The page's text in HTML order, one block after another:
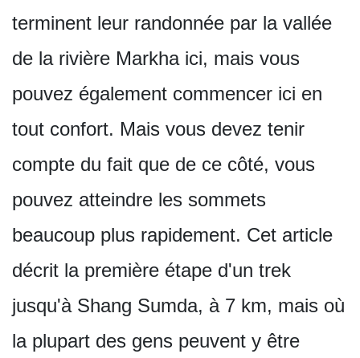
terminent leur randonnée par la vallée
de la rivière Markha ici, mais vous
pouvez également commencer ici en
tout confort. Mais vous devez tenir
compte du fait que de ce côté, vous
pouvez atteindre les sommets
beaucoup plus rapidement. Cet article
décrit la première étape d'un trek
jusqu'à Shang Sumda, à 7 km, mais où
la plupart des gens peuvent y être